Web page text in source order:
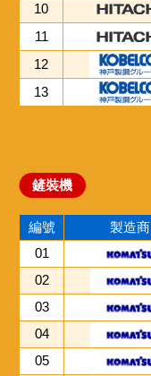
10
11
12
13
鏟裝機
編號
製造商
01
02
03
04
05